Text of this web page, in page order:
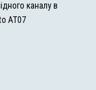
каналу в
AT07